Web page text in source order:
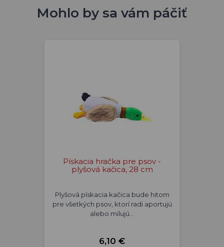
Mohlo by sa vám páčiť
Pískacia hračka pre psov -
plyšová kačica, 28 cm
Plyšová pískacia kačica bude hitom
pre všetkých psov, ktorí radi aportujú
alebo milujú…
6,10 €